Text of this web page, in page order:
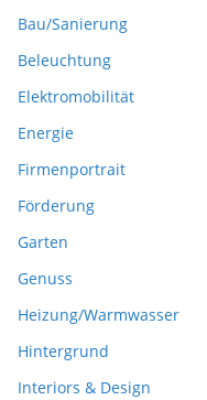
Bau/Sanierung
Beleuchtung
Elektromobilität
Energie
Firmenportrait
Förderung
Garten
Genuss
Heizung/Warmwasser
Hintergrund
Interiors & Design